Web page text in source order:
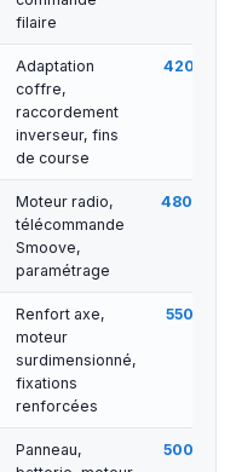
filaire
Adaptation
coffre,
raccordement
inverseur, fins
de course
420 € —
Moteur radio,
télécommande
Smoove,
paramétrage
480 € —
Renfort axe,
moteur
surdimensionné,
fixations
renforcées
550 € —
Panneau,
500 € —